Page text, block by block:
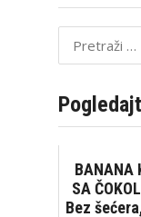
Pretraži:
BANANA
SA
Bez